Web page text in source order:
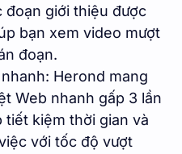
đoạn giới thiệu được
bạn xem video mượt
đoạn.
Herond mang
Web nhanh gấp 3 lần
kiệm thời gian và
với tốc độ vượt